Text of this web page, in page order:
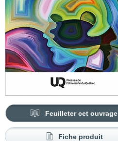
Feuilleter cet ouvrage
Fiche produit